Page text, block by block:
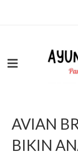
AVIAN
BIKIN